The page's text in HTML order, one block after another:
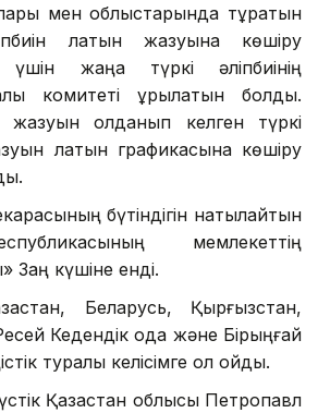
мен облыстарында тұратын
латын жазуына көшіру
жаңа түркі әліпбиінің
комитеті құрылатын болды.
қолданып келген түркі
латын графикасына көшіру
бүтіндігін нақтылайтын
мемлекеттің
Заң күшіне енді.
Беларусь, Қырғызстан,
Кедендік одақ және Бірыңғай
туралы келісімге қол қойды.
Қазақстан облысы Петропавл